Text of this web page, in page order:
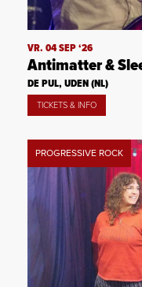
VR. 04 SEP ‘26
Antimatter &
DE PUL, UDEN (NL)
TICKETS & INFO
PROGRESSIVE ROCK